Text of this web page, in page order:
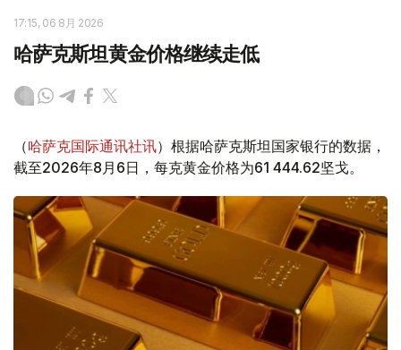
17:15, 06 8月 2026
哈萨克斯坦黄金价格继续走低
（哈萨克国际通讯社讯）根据哈萨克斯坦国家银行的数据，
截至2026年8月6日，每克黄金价格为61 444.62坚戈。